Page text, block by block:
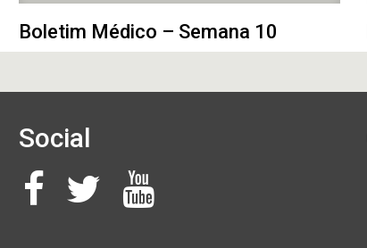
Boletim Médico – Semana 10
Social